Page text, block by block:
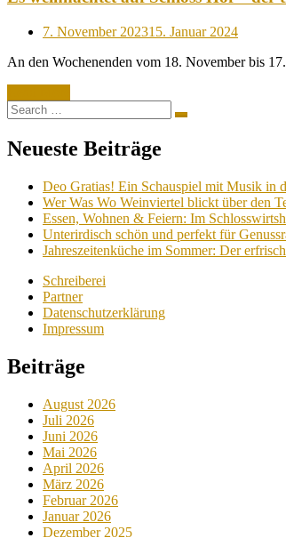
Posted
7. November 202315. Januar 2024
An den Wochenenden vom 18. November bis
Search
for:
Search
Neueste Beiträge
Deo Gratias! Ein Schauspiel mit Musik in
Wer Was Wo Weinviertel blickt über den
Essen, Wohnen & Feiern: Im
Unterirdisch schön und perfekt für
Jahreszeitenküche im Sommer: Der
Schreiberei
Partner
Datenschutzerklärung
Impressum
Beiträge
August 2026
Juli 2026
Juni 2026
Mai 2026
April 2026
März 2026
Februar 2026
Januar 2026
Dezember 2025